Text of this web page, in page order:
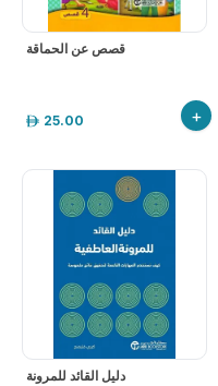
قصص عن الحماقة
25.00 +
دليل القائد للمرونة